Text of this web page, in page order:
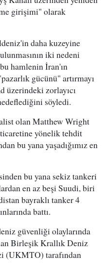
girişimi" olarak
daha kuzeyine
iki nedeni
hamlenin İran'ın
gücünü" artırmayı
üzerindeki zorlayıcı
söyledi.
olan Matthew Wright
yönelik tehdit
bu yana yaşadığımız en
bu yana sekiz tankeri
en az beşi Suudi, biri
bayraklı tanker 4
battı.
güvenliği olaylarında
Birleşik Krallık Deniz
(UKMTO) tarafından